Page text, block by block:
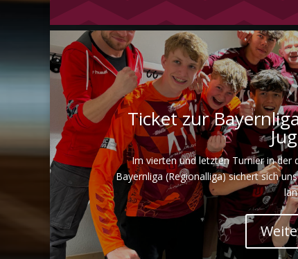
Ticket zur
Im vierten und letzten Turnier in der
Bayernliga (Regionalliga) sichert sich